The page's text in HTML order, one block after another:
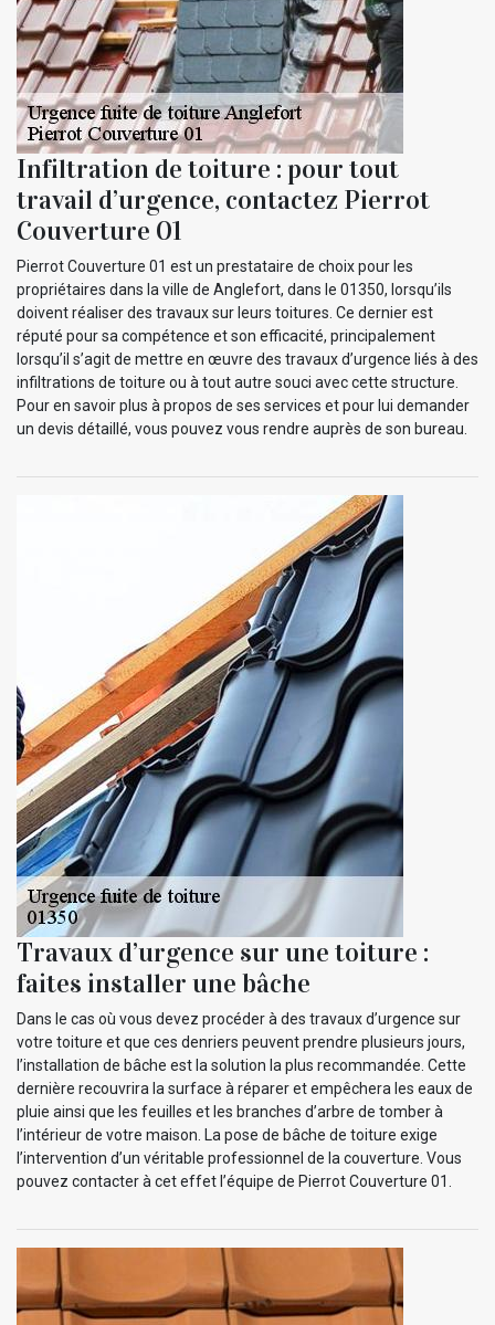
Infiltration de toiture : pour tout
travail d’urgence, contactez Pierrot
Couverture 01
Pierrot Couverture 01 est un prestataire de choix pour les
propriétaires dans la ville de Anglefort, dans le 01350, lorsqu’ils
doivent réaliser des travaux sur leurs toitures. Ce dernier est
réputé pour sa compétence et son efficacité, principalement
lorsqu’il s’agit de mettre en œuvre des travaux d’urgence liés à des
infiltrations de toiture ou à tout autre souci avec cette structure.
Pour en savoir plus à propos de ses services et pour lui demander
un devis détaillé, vous pouvez vous rendre auprès de son bureau.
Travaux d’urgence sur une toiture :
faites installer une bâche
Dans le cas où vous devez procéder à des travaux d’urgence sur
votre toiture et que ces denriers peuvent prendre plusieurs jours,
l’installation de bâche est la solution la plus recommandée. Cette
dernière recouvrira la surface à réparer et empêchera les eaux de
pluie ainsi que les feuilles et les branches d’arbre de tomber à
l’intérieur de votre maison. La pose de bâche de toiture exige
l’intervention d’un véritable professionnel de la couverture. Vous
pouvez contacter à cet effet l’équipe de Pierrot Couverture 01.